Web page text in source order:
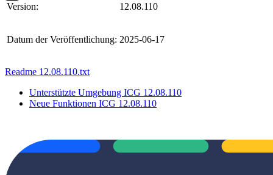
Version: 12.08.110
Datum der Veröffentlichung: 2025-06-17
Readme 12.08.110.txt
Unterstützte Umgebung ICG 12.08.110
Neue Funktionen ICG 12.08.110